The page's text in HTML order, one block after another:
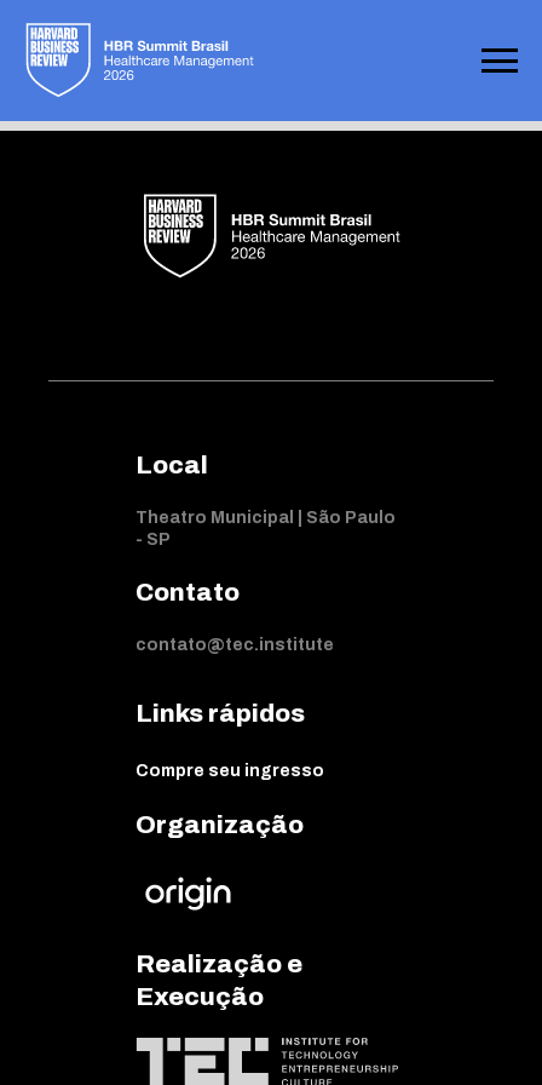
Not found
Local
Theatro Municipal | São Paulo
- SP
Contato
contato@tec.institute
Links rápidos
Compre seu ingresso
Organização
Realização e
Execução